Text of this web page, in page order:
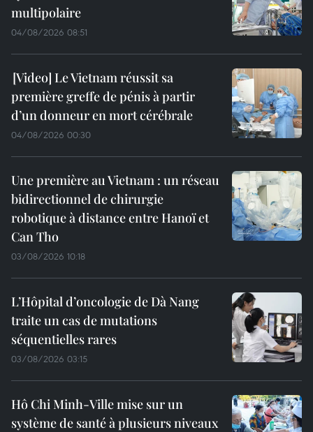
multipolaire
04/08/2026 08:51
Le Vietnam réussit sa
première greffe de pénis à partir
d’un donneur en mort cérébrale
04/08/2026 00:30
Une première au Vietnam : un réseau
bidirectionnel de chirurgie
robotique à distance entre Hanoï et
Can Tho
03/08/2026 10:18
L’Hôpital d’oncologie de Dà Nang
traite un cas de mutations
séquentielles rares
03/08/2026 03:15
Hô Chi Minh-Ville mise sur un
système de santé à plusieurs niveaux